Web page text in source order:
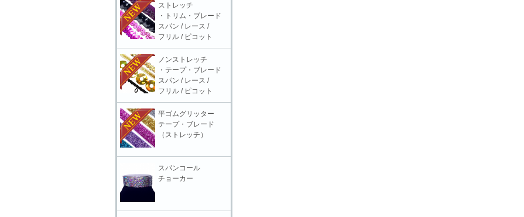
ストレッチ
・トリム・ブレード
スパン / レース /
フリル / ピコット
ノンストレッチ
・テープ・ブレード
スパン / レース /
フリル / ピコット
平ゴムグリッター
テープ・ブレード
（ストレッチ）
スパンコール
チョーカー